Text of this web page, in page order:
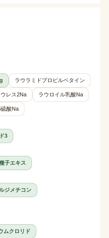
ラウラミドプロピルベタイン
レス2Na ラウロイル乳酸Na
酸Na
3
子エキス
ジメチコン
ムクロリド